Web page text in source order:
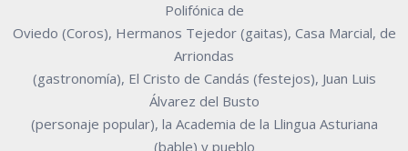
Polifónica de
Oviedo (Coros), Hermanos Tejedor (gaitas), Casa Marcial, de
Arriondas
(gastronomía), El Cristo de Candás (festejos), Juan Luis
Álvarez del Busto
(personaje popular), la Academia de la Llingua Asturiana
(bable) y pueblo